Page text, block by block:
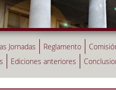
Jornadas Reglamento
Ediciones anteriores